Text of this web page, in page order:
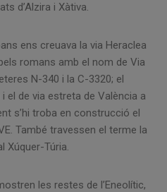
d’Alzira i Xàtiva.
ens creuava la via Heraclea
romans amb el nom de Via
N-340 i la C-3320; el
el de via estreta de València a
s’hi troba en construcció el
També travessen el terme la
Xúquer-Túria.
les restes de l’Eneolític,